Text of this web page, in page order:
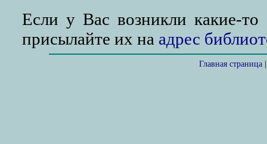
Если у Вас возникли какие-
присылайте их на адрес
Главная страница